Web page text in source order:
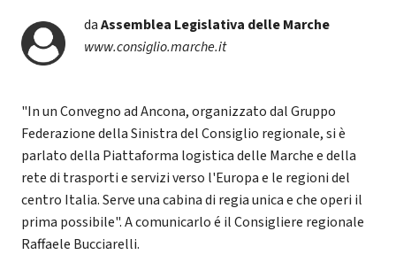
daAssemblea Legislativa delle Marche
www.consiglio.marche.it
"In un Convegno ad Ancona, organizzato dal Gruppo
Federazione della Sinistra del Consiglio regionale, si è
parlato della Piattaforma logistica delle Marche e della
rete di trasporti e servizi verso l'Europa e le regioni del
centro Italia. Serve una cabina di regia unica e che operi il
prima possibile". A comunicarlo é il Consigliere regionale
Raffaele Bucciarelli.